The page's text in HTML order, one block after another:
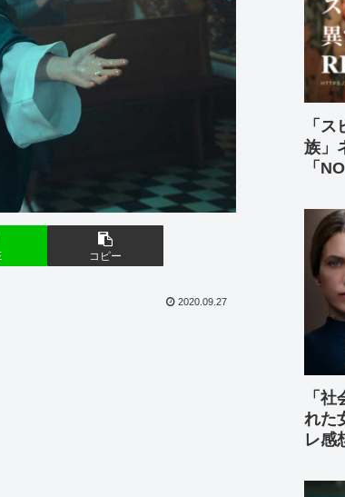
コピー
2020.09.27
「
族」
「
「
れた
レ感